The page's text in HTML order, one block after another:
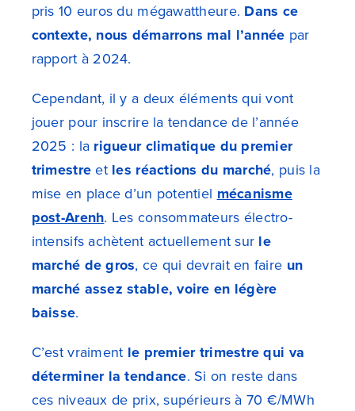
pris 10 euros du mégawattheure. Dans ce
contexte, nous démarrons mal l’année par
rapport à 2024.
Cependant, il y a deux éléments qui vont
jouer pour inscrire la tendance de l’année
2025 : la rigueur climatique du premier
trimestreet les réactions du marché, puis la
mise en place d’un potentiel mécanisme
post-Arenh. Les consommateurs électro-
intensifs achètent actuellement sur le
marché de gros, ce qui devrait en faire un
marché assez stable, voire en légère
baisse.
C’est vraiment le premier trimestre qui va
déterminer la tendance. Si on reste dans
ces niveaux de prix, supérieurs à 70 €/MWh